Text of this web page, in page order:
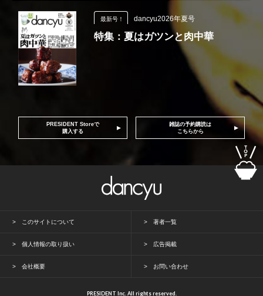
最新号！ dancyu2026年夏号
特集：夏はガツンと肉中華
PRESIDENT Storeで
購入する
雑誌の予約購読は
こちらから
このサイトについて 著者一覧
個人情報の取り扱い 広告掲載
会社概要 お問い合わせ
PRESIDENT Inc. All rights reserved.